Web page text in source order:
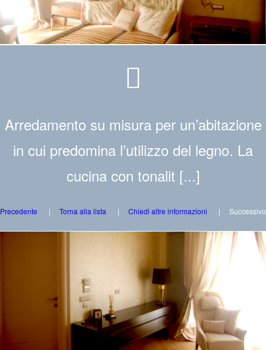
Arredamento su misura per un’abitazione
in cui predomina l’utilizzo del legno. La
cucina con tonalit [...]
Precedente Torna alla lista Chiedi altre informazioni Successivo